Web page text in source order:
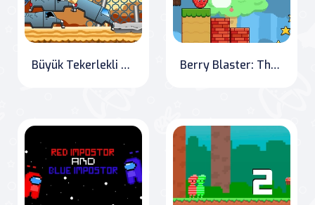
Büyük Tekerlekli Canavar Kamyon Berry Blaster: The Fruit Adventure